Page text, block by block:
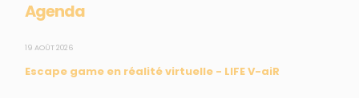
Agenda
19 AOÛT 2026
Escape game en réalité virtuelle - LIFE V-aiR
SUIVEZ-NOUS